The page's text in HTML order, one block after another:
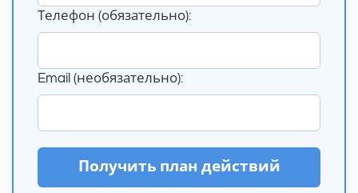
Телефон (обязательно):
Email (необязательно):
Получить план действий